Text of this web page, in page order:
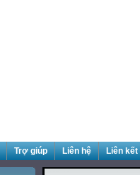
Trợ giúp Liên hệ Liên